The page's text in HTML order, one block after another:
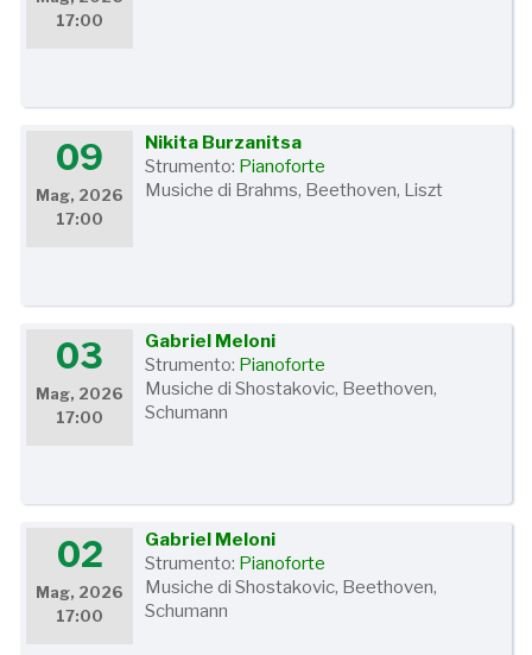
17:00
09
Mag, 2026
17:00
Nikita Burzanitsa
Strumento: Pianoforte
Musiche di Brahms, Beethoven, Liszt
03
Mag, 2026
17:00
Gabriel Meloni
Strumento: Pianoforte
Musiche di Shostakovic, Beethoven,
Schumann
02
Mag, 2026
17:00
Gabriel Meloni
Strumento: Pianoforte
Musiche di Shostakovic, Beethoven,
Schumann